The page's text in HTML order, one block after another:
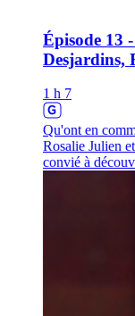
Épisode 13
Desjardins,
1 h 7
Qu'ont en
Rosalie Julien
convié à